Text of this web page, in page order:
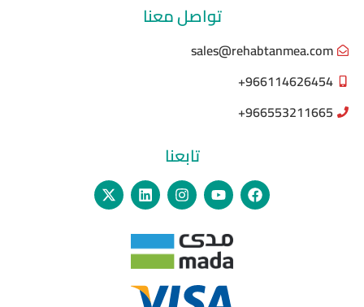
تواصل معنا
sales@rehabtanmea.com
966114626454+
966553211665+
تابعنا